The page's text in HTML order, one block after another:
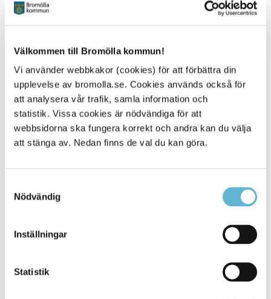
Välkommen till Bromölla kommun!
Vi använder webbkakor (cookies) för att förbättra din
upplevelse av bromolla.se. Cookies används också för
att analysera vår trafik, samla information och
statistik. Vissa cookies är nödvändiga för att
webbsidorna ska fungera korrekt och andra kan du välja
att stänga av. Nedan finns de val du kan göra.
Nödvändig
Inställningar
Statistik
Kommentera
Skriv ut
KONTAKT
Besöksadress
Postadress